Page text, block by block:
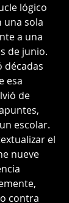
lógico
una sola
a una
de junio.
décadas
esa
de
escolar.
el
nueve
contra